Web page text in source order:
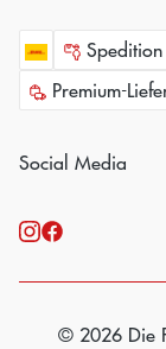
Spedition
Premium-
Social Media
© 2026 Die